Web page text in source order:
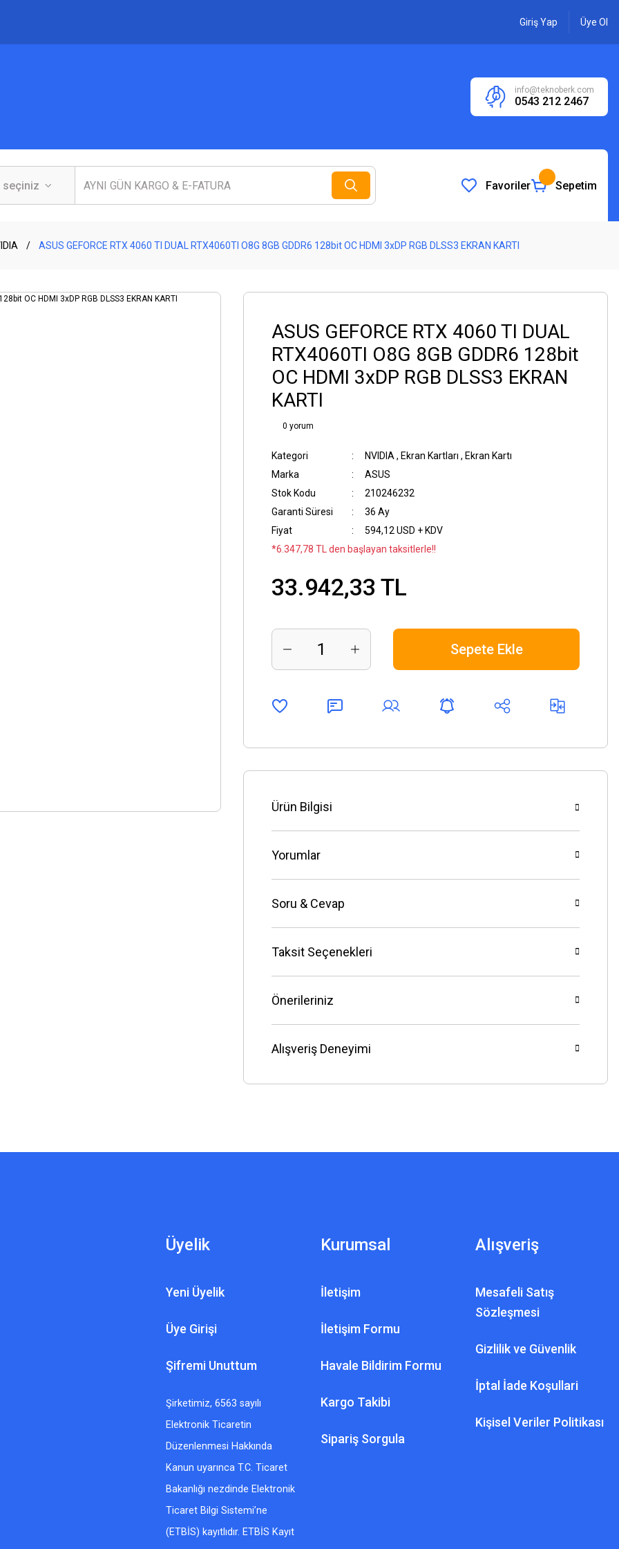
Giriş Yap Üye Ol
info@teknoberk.com
0543 212 2467
Favoriler Sepetim
ASUS GEFORCE RTX 4060 TI DUAL RTX4060TI O8G 8GB GDDR6 128bit OC HDMI 3xDP RGB DLSS3 EKRAN KARTI
ASUS GEFORCE RTX 4060 TI DUAL
RTX4060TI O8G 8GB GDDR6 128bit
OC HDMI 3xDP RGB DLSS3 EKRAN
KARTI
0 yorum
Kategori NVIDIA , Ekran Kartları , Ekran Kartı
Marka
ASUS
Stok Kodu
210246232
Garanti Süresi
36 Ay
Fiyat
594,12 USD + KDV
*6.347,78 TL den başlayan taksitlerle!!
33.942,33 TL
Sepete Ekle
Ürün Bilgisi
Yorumlar
Soru & Cevap
Taksit Seçenekleri
Önerileriniz
Alışveriş Deneyimi
Üyelik
Yeni Üyelik
Üye Girişi
Şifremi Unuttum
Şirketimiz, 6563 sayılı
Elektronik Ticaretin
Düzenlenmesi Hakkında
Kanun uyarınca T.C. Ticaret
Bakanlığı nezdinde Elektronik
Ticaret Bilgi Sistemi’ne
(ETBİS) kayıtlıdır. ETBİS Kayıt
Kurumsal
İletişim
İletişim Formu
Havale Bildirim Formu
Kargo Takibi
Sipariş Sorgula
Alışveriş
Mesafeli Satış
Sözleşmesi
Gizlilik ve Güvenlik
İptal İade Koşullari
Kişisel Veriler Politikası